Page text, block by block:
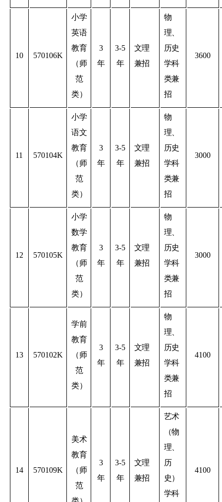
10 570106K
小学
英语
教育
（师
范
类）
3
年
3-5
年
文理
兼招
物
理、
历史
学科
类兼
招
3600
11 570104K
小学
语文
教育
（师
范
类）
3
年
3-5
年
文理
兼招
物
理、
历史
学科
类兼
招
3000
12 570105K
小学
数学
教育
（师
范
类）
3
年
3-5
年
文理
兼招
物
理、
历史
学科
类兼
招
3000
13 570102K
学前
教育
（师
范
类）
3
年
3-5
年
文理
兼招
物
理、
历史
学科
类兼
招
4100
14 570109K
美术
教育
（师
范
3
年
3-5
年
文理
兼招
艺术
（物
理、
历
史）
学科
4100